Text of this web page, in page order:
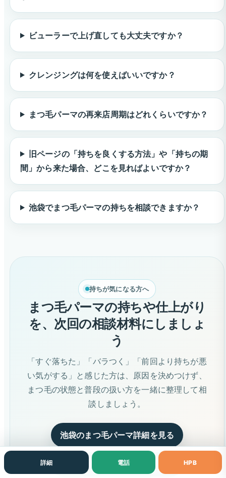
ビューラーで上げ直しても大丈夫ですか？
クレンジングは何を使えばいいですか？
まつ毛パーマの再来店周期はどれくらいですか？
旧ページの「持ちを良くする方法」や「持ちの期
間」から来た場合、どこを見ればよいですか？
池袋でまつ毛パーマの持ちを相談できますか？
持ちが気になる方へ
まつ毛パーマの持ちや仕上がり
を、次回の相談材料にしましょ
う
「すぐ落ちた」「バラつく」「前回より持ちが悪
い気がする」と感じた方は、原因を決めつけず、
まつ毛の状態と普段の扱い方を一緒に整理して相
談しましょう。
池袋のまつ毛パーマ詳細を見る
電話で相談する
詳細 電話 HPB